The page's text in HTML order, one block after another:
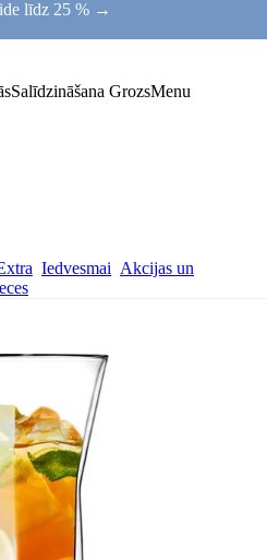
līdz 25 % →
Salīdzināšana GrozsMenu
Iedvesmai Akcijas un